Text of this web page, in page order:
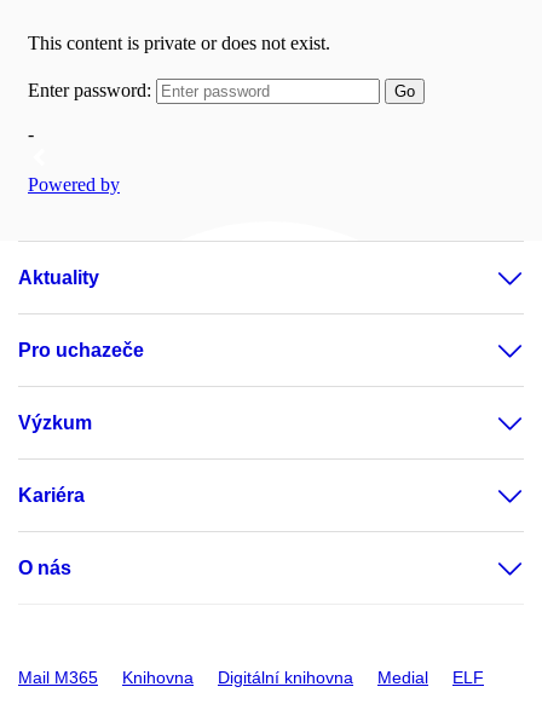
Aktuality
Pro uchazeče
Výzkum
Kariéra
O nás
Mail M365 Knihovna Digitální knihovna Medial ELF